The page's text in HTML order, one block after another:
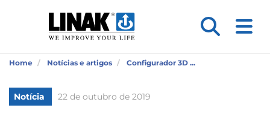
Home Notícias e artigos Configurador 3D ...
Notícia 22 de outubro de 2019